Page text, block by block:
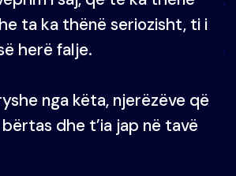
ta ka thënë seriozisht, ti i
herë falje.
nga këta, njerëzëve që
dhe t’ia jap në tavë